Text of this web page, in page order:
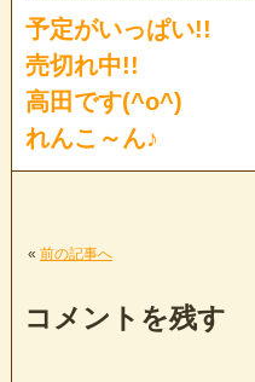
予定がいっぱい!!
売切れ中!!
高田です(^o^)
れんこ～ん♪
« 前の記事へ
コメントを残す